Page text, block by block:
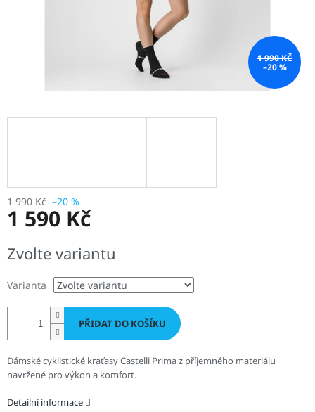
1 990 KČ
–20 %
1 990 Kč –20 %
1 590 Kč
cena:
Zvolte variantu
Varianta
PŘIDAT DO KOŠÍKU
Dámské cyklistické kraťasy Castelli Prima z příjemného materiálu
navržené pro výkon a komfort.
Detailní informace